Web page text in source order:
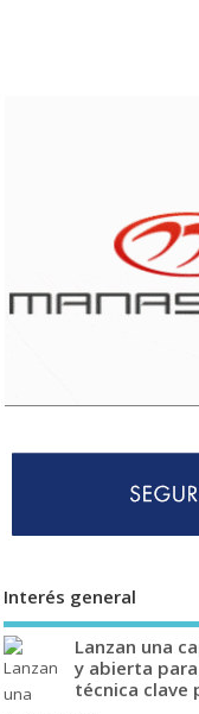
Interés general
Lanzan una
y abierta para
técnica clave